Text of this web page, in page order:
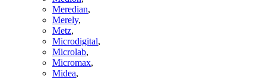
Meredian,
Merely,
Metz,
Microdigital,
Microlab,
Micromax,
Midea,